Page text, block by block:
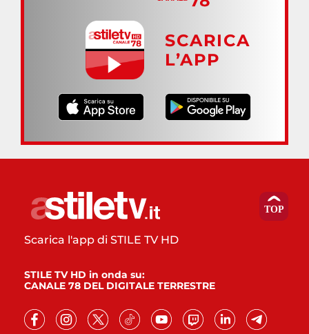
SCARICA
L’APP
Scarica l'app di STILE TV HD
STILE TV HD in onda su:
CANALE 78 DEL DIGITALE TERRESTRE